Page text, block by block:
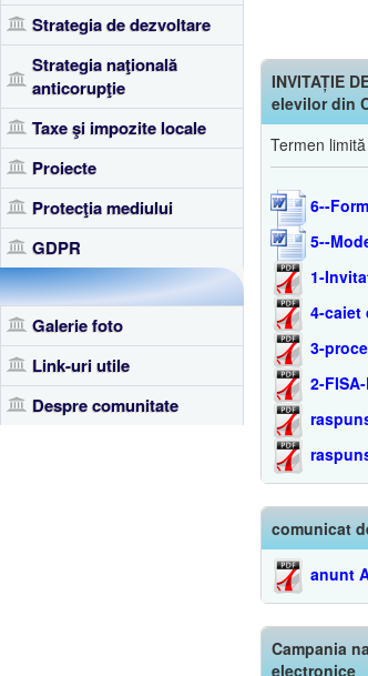
Strategia de dezvoltare
Strategia naţională
anticorupţie
Taxe şi impozite locale
Proiecte
Protecţia mediului
GDPR
Galerie foto
Link-uri utile
Despre comunitate
INVITAȚIE
elevilor din
Termen
6--
5--
1-
4-caiet
3-
2-
comunicat
anunt
Campania
electronice